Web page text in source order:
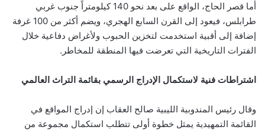
أما قصر الحاج، الواقع على بعد نحو 140 كيلومتراً جنوب غربي
طرابلس، فيعود إلى القرن السابع الهجري، ويضم أكثر من 100 غرفة
إضافة إلى أقبية استخدمت لتخزين الحبوب ولأغراض دفاعية خلال
الفترات التاريخية التي تعرضت فيها المنطقة للمخاطر.
اشتراطات فنية لاستكمال الإدراج الرسمي بقائمة التراث العالمي
وقال رئيس المندوبية الليبية صالح العقاب إن إدراج المواقع في
القائمة التمهيدية يمثل خطوة أولى تتطلب استكمال مجموعة من